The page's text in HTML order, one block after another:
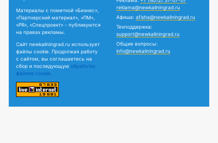
Материалы с пометкой «Бизнес»,
«Партнерский материал», «ПМ»,
«PR», «Спецпроект» - публикуются
на правах рекламы.
Сайт newkaliningrad.ru использует
файлы cookie. Продолжая работу
с сайтом, вы соглашаетесь на
сбор и последующую обработку
файлов cookie.
reklama@newkaliningrad.ru
Афиша: afisha@newkaliningrad.ru
Техподдержка:
support@newkaliningrad.ru
Общие вопросы:
info@newkaliningrad.ru